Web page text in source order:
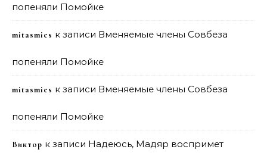
попеняли Помойке
mitasmies к записи Вменяемые члены Совбеза
попеняли Помойке
mitasmies к записи Вменяемые члены Совбеза
попеняли Помойке
Виктор к записи Надеюсь, Мадяр воспримет